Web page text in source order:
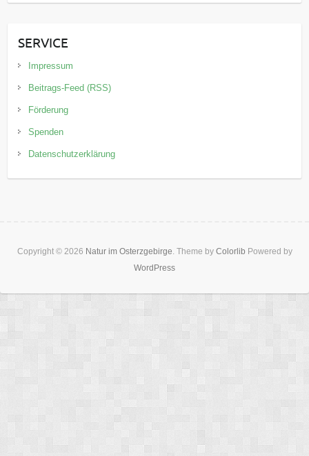
SERVICE
Impressum
Beitrags-Feed (RSS)
Förderung
Spenden
Datenschutzerklärung
Copyright © 2026 Natur im Osterzgebirge . Theme by Colorlib Powered by
WordPress